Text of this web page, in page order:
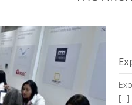
[...]